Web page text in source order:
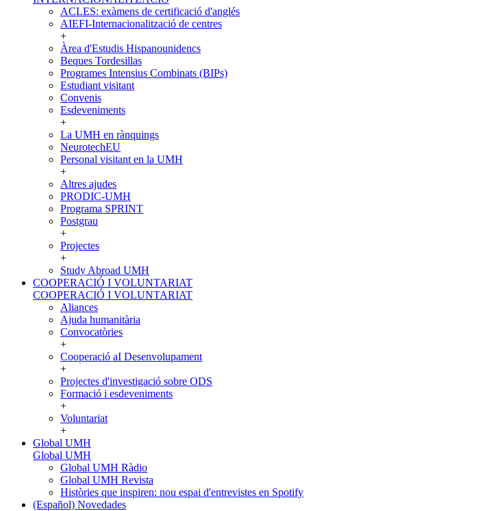
ACLES: exàmens de certificació d'anglés
AIEFI-Internacionalització de centres
+
Àrea d'Estudis Hispanounidencs
Beques Tordesillas
Programes Intensius Combinats (BIPs)
Estudiant visitant
Convenis
Esdeveniments
+
La UMH en rànquings
NeurotechEU
Personal visitant en la UMH
+
Altres ajudes
PRODIC-UMH
Programa SPRINT
Postgrau
+
Projectes
+
Study Abroad UMH
COOPERACIÓ I VOLUNTARIAT
COOPERACIÓ I VOLUNTARIAT
Aliances
Ajuda humanitària
Convocatòries
+
Cooperació aI Desenvolupament
+
Projectes d'investigació sobre ODS
Formació i esdeveniments
+
Voluntariat
+
Global UMH
Global UMH
Global UMH Ràdio
Global UMH Revista
Històries que inspiren: nou espai d'entrevistes en Spotify
(Español) Novedades